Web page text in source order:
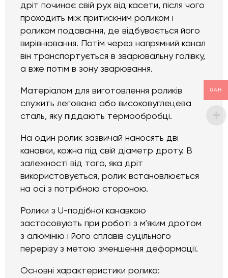
дріт починає свій рух від касети, після чого
проходить між притискним роликом і
роликом подавання, де відбувається його
вирівнювання. Потім через напрямний канал
він транспортується в зварювальну голівку,
а вже потім в зону зварювання.
Матеріалом для виготовлення роликів
служить легована або високовуглецева
сталь, яку піддають термообробці.
На один ролик зазвичай наносять дві
канавки, кожна під свій діаметр дроту. В
залежності від того, яка дріт
використовується, ролик встановлюється
на осі з потрібною стороною.
Ролики з U-подібної канавкою
застосовують при роботі з м'яким дротом
з алюмінію і його сплавів суцільного
перерізу з метою зменшення деформації.
Основні характеристики ролика:
UAH